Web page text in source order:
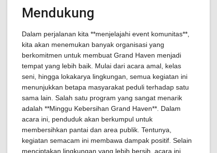
Mendukung
Dalam perjalanan kita **menjelajahi event komunitas**,
kita akan menemukan banyak organisasi yang
berkomitmen untuk membuat Grand Haven menjadi
tempat yang lebih baik. Mulai dari acara amal, kelas
seni, hingga lokakarya lingkungan, semua kegiatan ini
menunjukkan betapa masyarakat peduli terhadap satu
sama lain. Salah satu program yang sangat menarik
adalah **Minggu Kebersihan Grand Haven**. Dalam
acara ini, penduduk akan berkumpul untuk
membersihkan pantai dan area publik. Tentunya,
kegiatan semacam ini membawa dampak positif. Selain
menciptakan lingkungan yang lebih bersih, acara ini